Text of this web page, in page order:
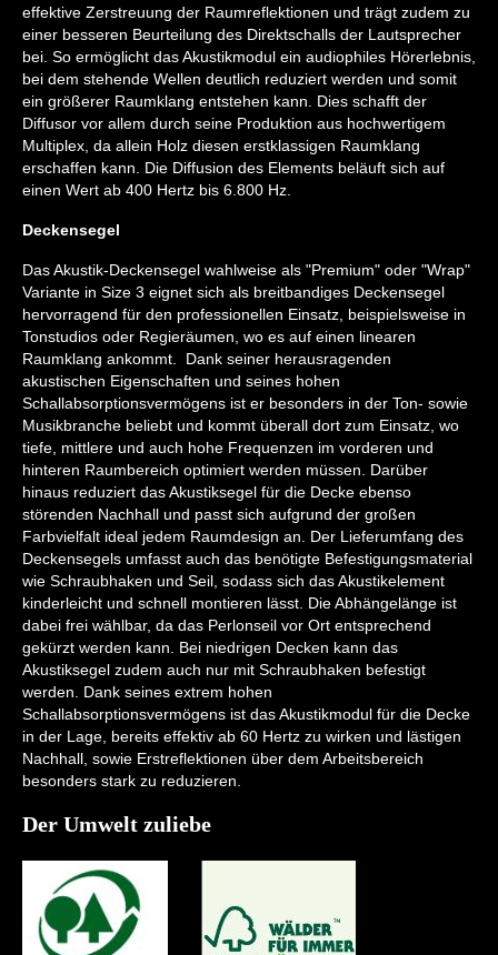
effektive Zerstreuung der Raumreflektionen und trägt zudem zu
einer besseren Beurteilung des Direktschalls der Lautsprecher
bei. So ermöglicht das Akustikmodul ein audiophiles Hörerlebnis,
bei dem stehende Wellen deutlich reduziert werden und somit
ein größerer Raumklang entstehen kann. Dies schafft der
Diffusor vor allem durch seine Produktion aus hochwertigem
Multiplex, da allein Holz diesen erstklassigen Raumklang
erschaffen kann. Die Diffusion des Elements beläuft sich auf
einen Wert ab 400 Hertz bis 6.800 Hz.
Deckensegel
Das Akustik-Deckensegel wahlweise als "Premium" oder "Wrap"
Variante in Size 3 eignet sich als breitbandiges Deckensegel
hervorragend für den professionellen Einsatz, beispielsweise in
Tonstudios oder Regieräumen, wo es auf einen linearen
Raumklang ankommt. Dank seiner herausragenden
akustischen Eigenschaften und seines hohen
Schallabsorptionsvermögens ist er besonders in der Ton- sowie
Musikbranche beliebt und kommt überall dort zum Einsatz, wo
tiefe, mittlere und auch hohe Frequenzen im vorderen und
hinteren Raumbereich optimiert werden müssen. Darüber
hinaus reduziert das Akustiksegel für die Decke ebenso
störenden Nachhall und passt sich aufgrund der großen
Farbvielfalt ideal jedem Raumdesign an. Der Lieferumfang des
Deckensegels umfasst auch das benötigte Befestigungsmaterial
wie Schraubhaken und Seil, sodass sich das Akustikelement
kinderleicht und schnell montieren lässt. Die Abhängelänge ist
dabei frei wählbar, da das Perlonseil vor Ort entsprechend
gekürzt werden kann. Bei niedrigen Decken kann das
Akustiksegel zudem auch nur mit Schraubhaken befestigt
werden. Dank seines extrem hohen
Schallabsorptionsvermögens ist das Akustikmodul für die Decke
in der Lage, bereits effektiv ab 60 Hertz zu wirken und lästigen
Nachhall, sowie Erstreflektionen über dem Arbeitsbereich
besonders stark zu reduzieren.
Der Umwelt zuliebe